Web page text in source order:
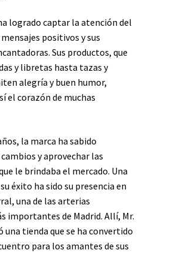
logrado captar la atención del
positivos y sus
Sus productos, que
y libretas hasta tazas y
alegría y buen humor,
el corazón de muchas
la marca ha sabido
y aprovechar las
le brindaba el mercado. Una
éxito ha sido su presencia en
una de las arterias
importantes de Madrid. Allí, Mr.
una tienda que se ha convertido
para los amantes de sus